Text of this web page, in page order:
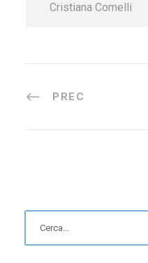
Cristiana Comelli
PREC